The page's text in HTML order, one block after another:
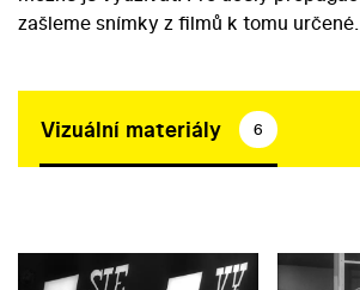
zašleme snímky z filmů k tomu určené.
Vizuální materiály 6